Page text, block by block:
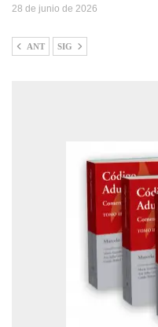
28 de junio de 2026
ANT SIG